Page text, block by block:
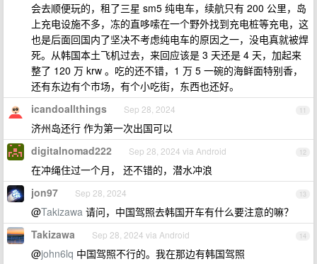
会去顺便玩的，租了三星 sm5 纯电车，续航只有 200 公里，岛
上充电设施不多，冻的直哆嗦在一个野外找到充电桩等充电，这
也是后面回国内了坚决不考虑纯电车的原因之一，没电真就被焊
死。从韩国本土飞机过去，来回应该是 3 天还是 4 天，加起来
整了 120 万 krw 。吃的还不错，1 万 5 一碗的海鲜面特别香，
还有东边有个市场，有个小吃街，东西也还好。
11
icandoallthings Sep 28, 2024
济州岛还行 作为第一次出国可以
12
digitalnomad222 Sep 28, 2024 via Android
在冲绳住过一个月， 还不错的，潜水冲浪
13
jon97 Sep 28, 2024
@Takizawa 请问，中国驾照去韩国开车有什么要注意的嘛？
14
Takizawa Sep 28, 2024 via Android
@john6lq 中国驾照不行的。我在那边有韩国驾照